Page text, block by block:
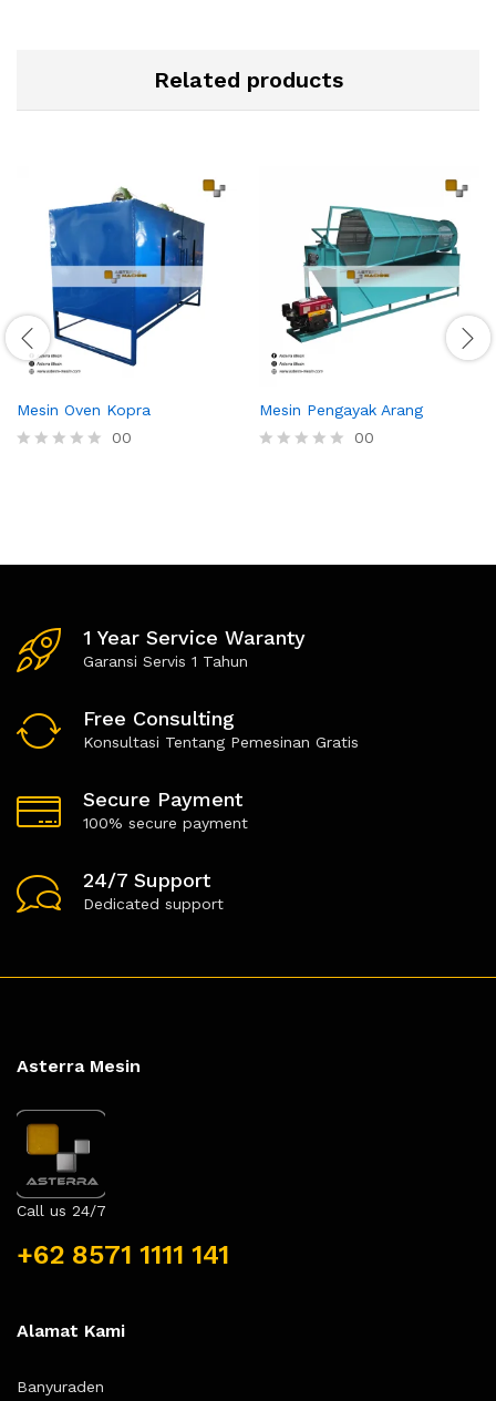
Related products
Mesin Oven Kopra
o
5
00
Mesin Pengayak Arang
o
f
00
1 Year Service Waranty
Garansi Servis 1 Tahun
Free Consulting
Konsultasi Tentang Pemesinan Gratis
Secure Payment
100% secure payment
24/7 Support
Dedicated support
Asterra Mesin
Call us 24/7
+62 8571 1111 141
Alamat Kami
Banyuraden